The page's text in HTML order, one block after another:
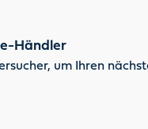
Händler
um Ihren